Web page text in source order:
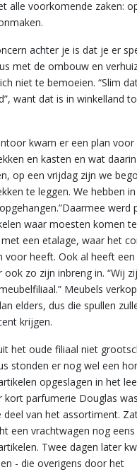
alle voorkomende zaken:
achter je is dat je er
met de ombouw en
niet te bemoeien. “Slim
want dat is in winkelland
kwam er een plan voor
en kasten en wat
op een vrijdag zijn we
te leggen. We hebben
werd
waar moesten komen
een etalage, waar het
voor heeft. Ook al heeft een
zo zijn inbreng in. “Wij
Meubels
elders, dus die spullen
krijgen.
het oude filiaal niet
stonden er nog wel een
opgeslagen in het
parfumerie Douglas
van het assortiment.
een vrachtwagen nog eens
Twee dagen later
- die overigens door het